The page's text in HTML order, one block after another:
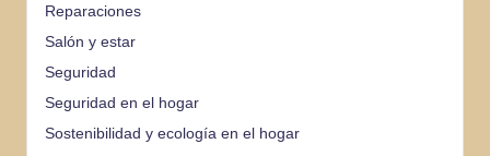
Reparaciones
Salón y estar
Seguridad
Seguridad en el hogar
Sostenibilidad y ecología en el hogar